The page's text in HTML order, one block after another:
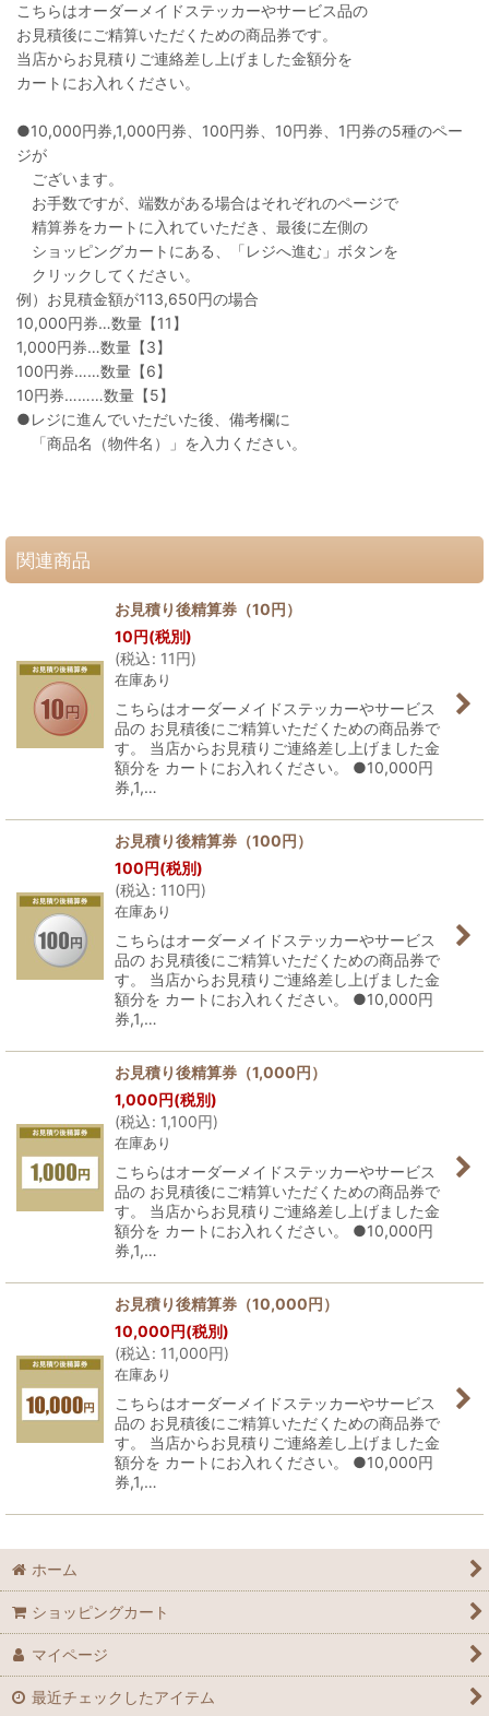
こちらはオーダーメイドステッカーやサービス品の
お見積後にご精算いただくための商品券です。
当店からお見積りご連絡差し上げました金額分を
カートにお入れください。
●10,000円券,1,000円券、100円券、10円券、1円券の5種のペー
ジが
ございます。
お手数ですが、端数がある場合はそれぞれのページで
精算券をカートに入れていただき、最後に左側の
ショッピングカートにある、「レジへ進む」ボタンを
クリックしてください。
例）お見積金額が113,650円の場合
10,000円券…数量【11】
1,000円券…数量【3】
100円券……数量【6】
10円券………数量【5】
●レジに進んでいただいた後、備考欄に
「商品名（物件名）」を入力ください。
関連商品
お見積り後精算券（10円）
10円(税別)
(税込: 11円)
在庫あり
こちらはオーダーメイドステッカーやサービス
品の お見積後にご精算いただくための商品券で
す。 当店からお見積りご連絡差し上げました金
額分を カートにお入れください。 ●10,000円
券,1,…
お見積り後精算券（100円）
100円(税別)
(税込: 110円)
在庫あり
こちらはオーダーメイドステッカーやサービス
品の お見積後にご精算いただくための商品券で
す。 当店からお見積りご連絡差し上げました金
額分を カートにお入れください。 ●10,000円
券,1,…
お見積り後精算券（1,000円）
1,000円(税別)
(税込: 1,100円)
在庫あり
こちらはオーダーメイドステッカーやサービス
品の お見積後にご精算いただくための商品券で
す。 当店からお見積りご連絡差し上げました金
額分を カートにお入れください。 ●10,000円
券,1,…
お見積り後精算券（10,000円）
10,000円(税別)
(税込: 11,000円)
在庫あり
こちらはオーダーメイドステッカーやサービス
品の お見積後にご精算いただくための商品券で
す。 当店からお見積りご連絡差し上げました金
額分を カートにお入れください。 ●10,000円
券,1,…
ホーム
ショッピングカート
マイページ
最近チェックしたアイテム